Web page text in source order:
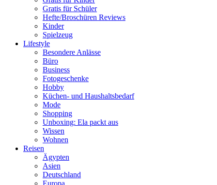
Gratis für Schüler
Hefte/Broschüren Reviews
Kinder
Spielzeug
Lifestyle
Besondere Anlässe
Büro
Business
Fotogeschenke
Hobby
Küchen- und Haushaltsbedarf
Mode
Shopping
Unboxing: Ela packt aus
Wissen
Wohnen
Reisen
Ägypten
Asien
Deutschland
Europa